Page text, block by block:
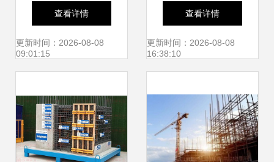
堵漏公司
查看详情
更新时间：2026-08-08
09:01:15
化工程 规范价格与
专业施工服务全解
查看详情
更新时间：2026-08-08
16:38:10